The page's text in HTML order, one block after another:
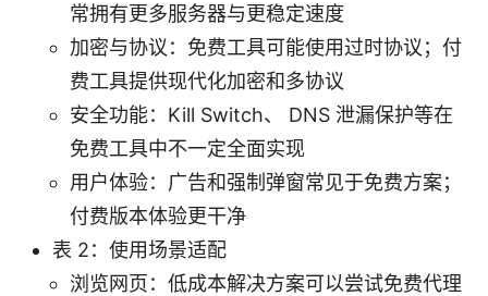
常拥有更多服务器与更稳定速度
加密与协议：免费工具可能使用过时协议；付
费工具提供现代化加密和多协议
安全功能：Kill Switch、 DNS 泄漏保护等在
免费工具中不一定全面实现
用户体验：广告和强制弹窗常见于免费方案；
付费版本体验更干净
表 2：使用场景适配
浏览网页：低成本解决方案可以尝试免费代理